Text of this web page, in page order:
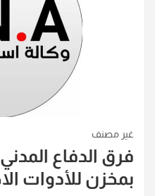
غير مصنف
فرق الدفاع
بمخزن للأدوات